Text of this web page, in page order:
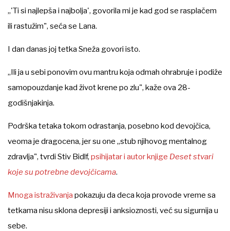
„'Ti si najlepša i najbolja', govorila mi je kad god se rasplačem
ili rastužim", seća se Lana.
I dan danas joj tetka Sneža govori isto.
„Ili ja u sebi ponovim ovu mantru koja odmah ohrabruje i podiže
samopouzdanje kad život krene po zlu", kaže ova 28-
godišnjakinja.
Podrška tetaka tokom odrastanja, posebno kod devojčica,
veoma je dragocena, jer su one „stub njihovog mentalnog
zdravlja", tvrdi Stiv Bidlf, psihijatar i autor knjige Deset stvari
koje su potrebne devojčicama.
Mnoga istraživanja pokazuju da deca koja provode vreme sa
tetkama nisu sklona depresiji i anksioznosti, već su sigurnija u
sebe.